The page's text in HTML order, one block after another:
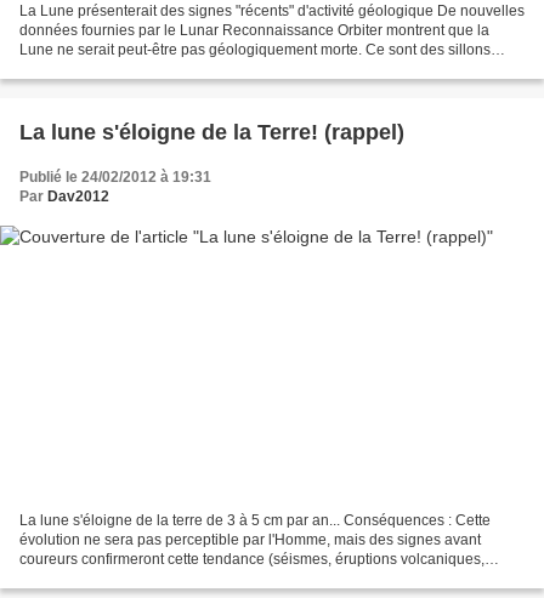
La Lune présenterait des signes "récents" d'activité géologique De nouvelles
données fournies par le Lunar Reconnaissance Orbiter montrent que la
Lune ne serait peut-être pas géologiquement morte. Ce sont des sillons
La lune s'éloigne de la Terre! (rappel)
Publié le 24/02/2012 à 19:31
Par Dav2012
La lune s'éloigne de la terre de 3 à 5 cm par an... Conséquences : Cette
évolution ne sera pas perceptible par l'Homme, mais des signes avant
coureurs confirmeront cette tendance (séismes, éruptions volcaniques,